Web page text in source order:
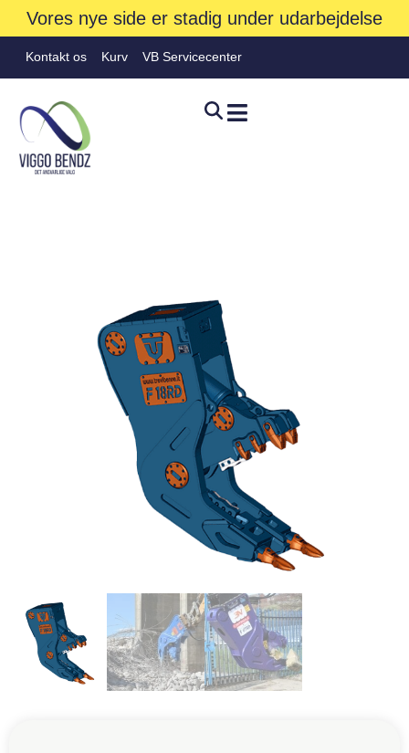
Vores nye side er stadig under udarbejdelse
Kontakt os Kurv VB Servicecenter